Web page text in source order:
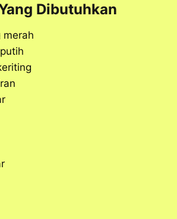
Dibutuhkan
merah